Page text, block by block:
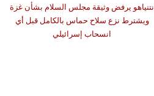
نتنياهو يرفض وثيقة مجلس السلام بشأن غزة
ويشترط نزع سلاح حماس بالكامل قبل أي
انسحاب إسرائيلي